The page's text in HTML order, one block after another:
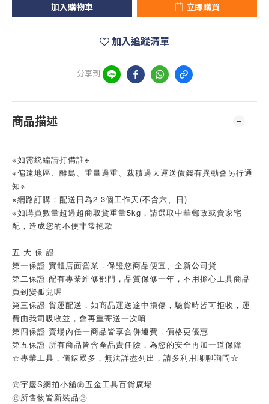
加入購物車 立即購買
加入追蹤清單
分享到
商品描述
※如需統編請打備註※
※偏遠地區、離島、重量過重、裁積過大運送價錢有異動會另行通
知※
※網路訂購：配送日為2-3個工作天(不含六、日)
※如購買數量超過超商取貨重量5kg，請選取中華郵政或賣家宅
配，造成您的不便非常抱歉
五 大 保 證
第一保證 實體店面營業，保證您商品便宜、全新公司貨
第二保證 配有專業維修部門，品質保修一年，不用擔心工具商品
買到變孤兒喔
第三保證 貨運配送，如商品運送途中損傷，驗貨時皆可拒收，運
費由我司吸收並，會再重寄送一次唷
第四保證 賣場內任一商品皆享合併運費，價格更優惠
第五保證 所有商品皆含產品責任險，為您的安全再加一道保障
☆專業工具，儀錶眾多，無法詳盡列出，請多利用聊聊詢問☆
㊣宇慶S網拍小舖㊣五金工具百貨廣場
㊣所售物皆新裝品㊣